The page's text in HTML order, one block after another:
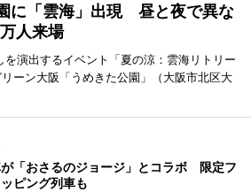
に「雲海」出現 昼と夜で異な
人来場
を演出するイベント「夏の涼：雲海リトリー
ーン大阪「うめきた公園」（大阪市北区大
「おさるのジョージ」とコラボ 限定フ
ピング列車も